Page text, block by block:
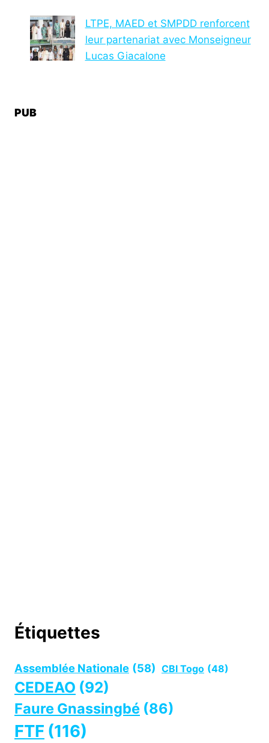
LTPE, MAED et SMPDD renforcent
leur partenariat avec Monseigneur
Lucas Giacalone
PUB
Étiquettes
Assemblée Nationale (58) CBI Togo (48)
CEDEAO (92)
Faure Gnassingbé (86)
FTF (116)